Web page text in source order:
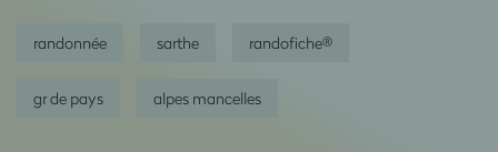
randonnée sarthe randofiche®
gr de pays alpes mancelles